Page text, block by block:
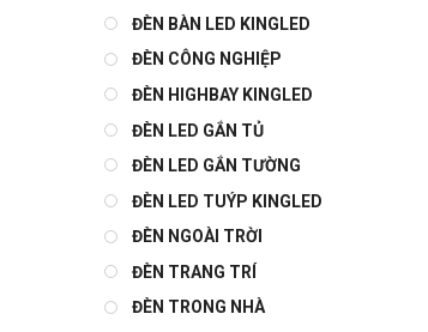
ĐÈN BÀN LED KINGLED
ĐÈN CÔNG NGHIỆP
ĐÈN HIGHBAY KINGLED
ĐÈN LED GẮN TỦ
ĐÈN LED GẮN TƯỜNG
ĐÈN LED TUÝP KINGLED
ĐÈN NGOÀI TRỜI
ĐÈN TRANG TRÍ
ĐÈN TRONG NHÀ